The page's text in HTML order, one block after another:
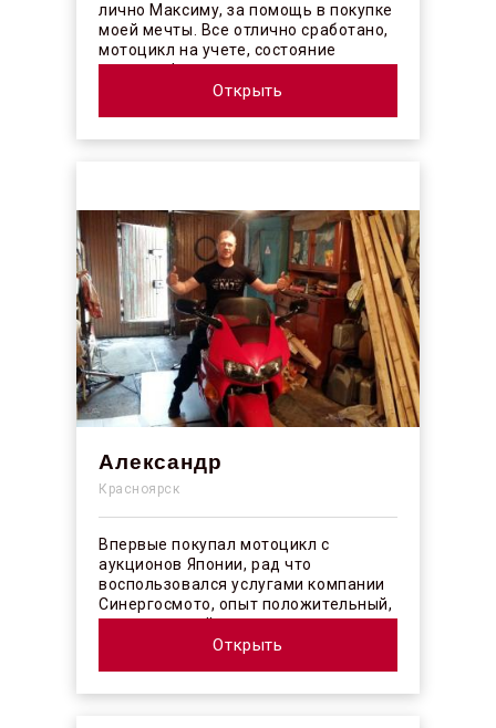
лично Максиму, за помощь в покупке
моей мечты. Все отлично сработано,
мотоцикл на учете, состояние
отличное! ...
Открыть
Александр
Красноярск
Впервые покупал мотоцикл с
аукционов Японии, рад что
воспользовался услугами компании
Синергосмото, опыт положительный,
коллектив действительно
профессионалы своего ...
Открыть